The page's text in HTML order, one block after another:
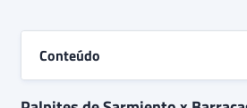
Conteúdo